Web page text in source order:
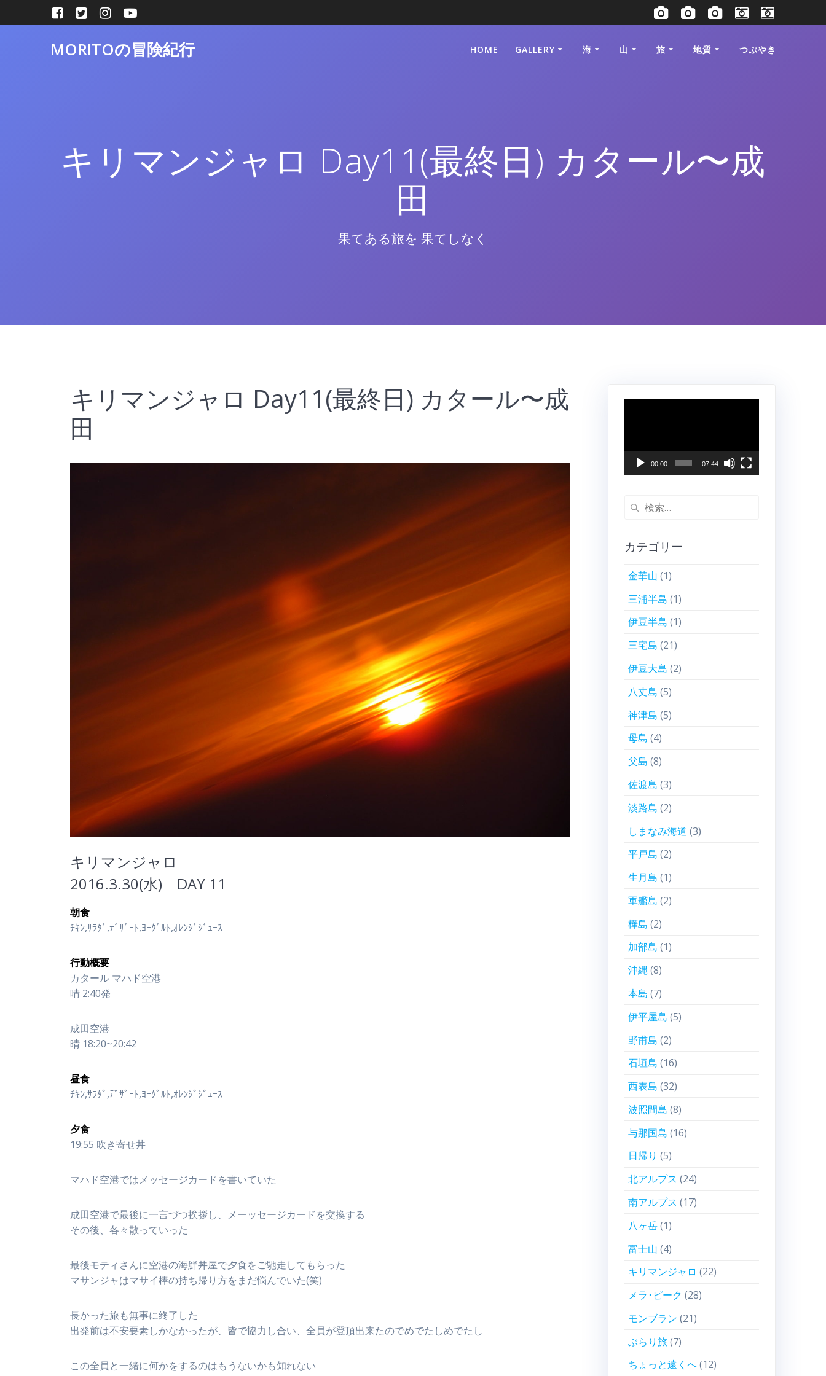
ン
MORITOの冒険紀行 HOME GALLERY 海 山 旅 地質 つぶやき
キリマンジャロ Day11(最終日) カタール〜成
田
果てある旅を 果てしなく
キリマンジャロ Day11(最終日) カタール〜成
田
キリマンジャロ
2016.3.30(水) DAY 11
朝食
ﾁｷﾝ,ｻﾗﾀﾞ,ﾃﾞｻﾞｰﾄ,ﾖｰｸﾞﾙﾄ,ｵﾚﾝｼﾞｼﾞｭｰｽ
行動概要
カタール マハド空港
晴 2:40発
成田空港
晴 18:20~20:42
昼食
ﾁｷﾝ,ｻﾗﾀﾞ,ﾃﾞｻﾞｰﾄ,ﾖｰｸﾞﾙﾄ,ｵﾚﾝｼﾞｼﾞｭｰｽ
夕食
19:55 吹き寄せ丼
マハド空港ではメッセージカードを書いていた
成田空港で最後に一言づつ挨拶し、メーッセージカードを交換する
その後、各々散っていった
最後モティさんに空港の海鮮丼屋で夕食をご馳走してもらった
マサンジャはマサイ棒の持ち帰り方をまだ悩んでいた(笑)
長かった旅も無事に終了した
出発前は不安要素しかなかったが、皆で協力し合い、全員が登頂出来たのでめでたしめでたし
この全員と一緒に何かをするのはもうないかも知れない
レ
ヤ
00:00 07:44
検
カテゴリー
金華山 (1)
三浦半島 (1)
伊豆半島 (1)
三宅島 (21)
伊豆大島 (2)
八丈島 (5)
神津島 (5)
母島 (4)
父島 (8)
佐渡島 (3)
淡路島 (2)
しまなみ海道 (3)
平戸島 (2)
生月島 (1)
軍艦島 (2)
樺島 (2)
加部島 (1)
沖縄(8)
本島 (7)
伊平屋島 (5)
野甫島 (2)
石垣島 (16)
西表島 (32)
波照間島 (8)
与那国島 (16)
日帰り (5)
北アルプス (24)
南アルプス (17)
八ヶ岳(1)
富士山 (4)
キリマンジャロ (22)
メラ･ピーク (28)
モンブラン (21)
ぶらり旅 (7)
ちょっと遠くへ(12)